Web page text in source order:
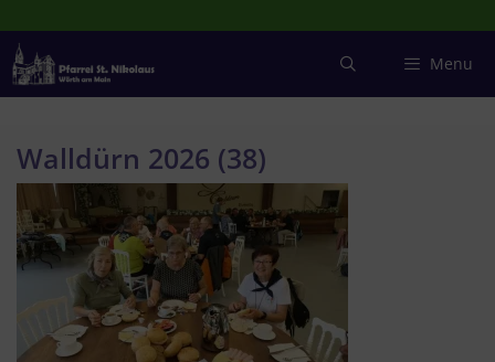
Inhalt
springen
Menu
Walldürn 2026 (38)